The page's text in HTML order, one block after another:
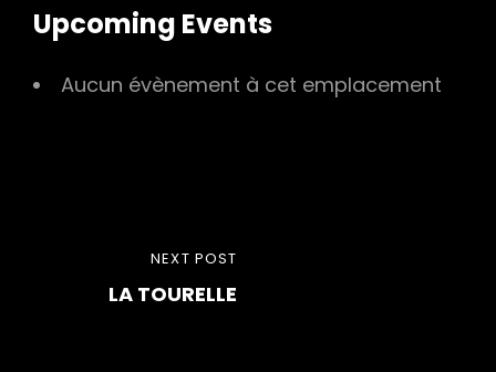
Upcoming Events
Aucun évènement à cet emplacement
Navigation
NEXT POST
LA TOURELLE